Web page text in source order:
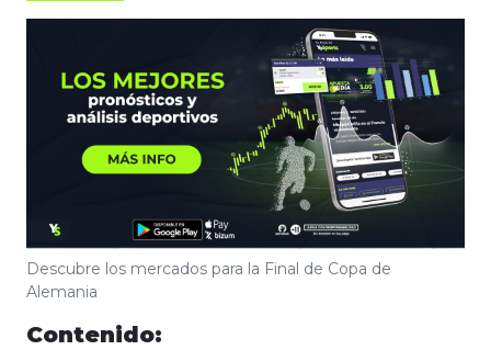
Descubre los mercados para la Final de Copa de
Alemania
Contenido: